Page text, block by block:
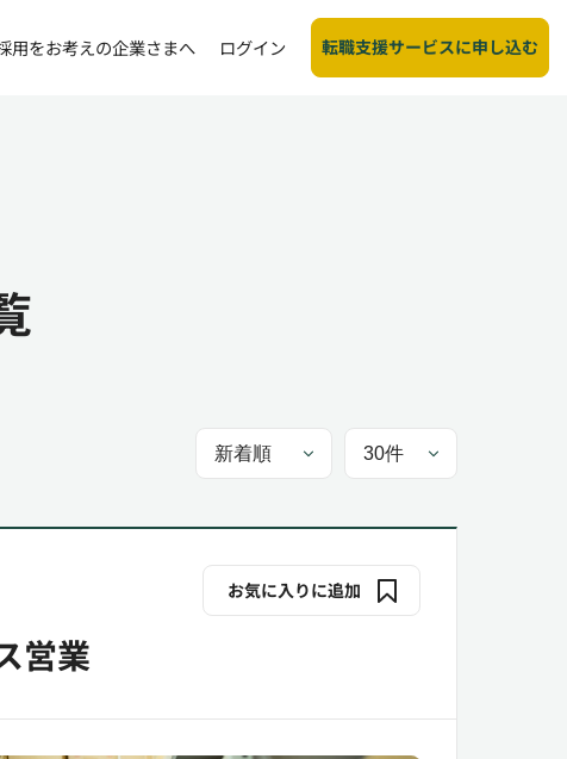
用をお考えの企業さまへ ログイン 転職支援サービスに申し込む
営業
お気に入りに追加